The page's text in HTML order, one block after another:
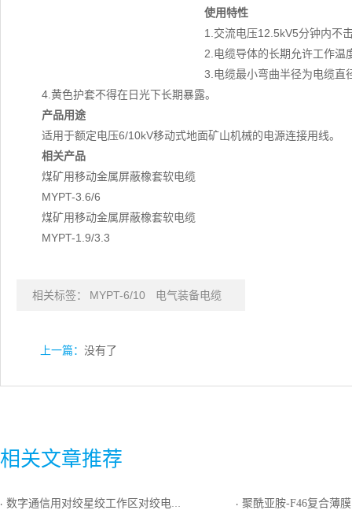
使用特性
1.交流电压12.5kV5分钟内不
2.电缆导体的长期允许工作
3.电缆最小弯曲半径为电缆直
4.黄色护套不得在日光下长期暴露。
产品用途
适用于额定电压6/10kV移动式地面矿山机械的电源连接用线。
相关产品
煤矿用移动金属屏蔽橡套软电缆
MYPT-3.6/6
煤矿用移动金属屏蔽橡套软电缆
MYPT-1.9/3.3
相关标签： MYPT-6/10 电气装备电缆
上一篇： 没有了
相关文章推荐
· 数字通信用对绞星绞工作区对绞电缆 · 聚酰亚胺-F46复合薄膜乙丙橡皮绝缘组合及护套圆形裸